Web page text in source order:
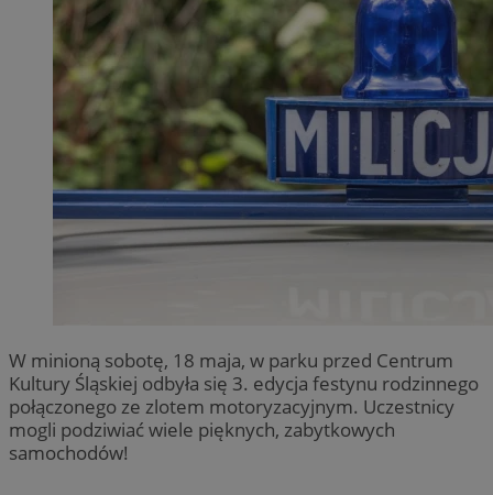
W minioną sobotę, 18 maja, w parku przed Centrum
Kultury Śląskiej odbyła się 3. edycja festynu rodzinnego
połączonego ze zlotem motoryzacyjnym. Uczestnicy
mogli podziwiać wiele pięknych, zabytkowych
samochodów!